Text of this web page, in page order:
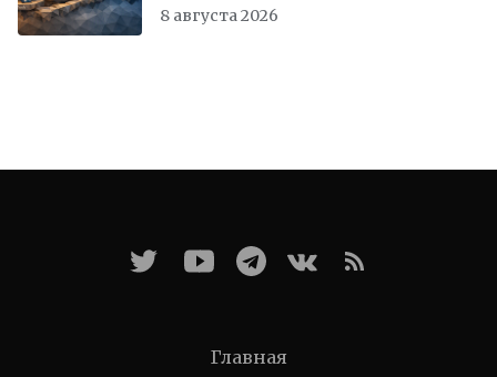
8 августа 2026
Главная